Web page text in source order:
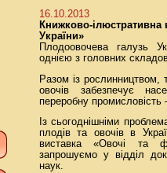
16.10.2013
Книжково-ілюстративна
України»
Плодоовочева галузь
однією з головних
Разом із рослинництвом,
овочів забезпечує
переробну
Із сьогоднішніми
плодів та овочів в
виставка «Овочі та
запрошуємо у відділ
наук.